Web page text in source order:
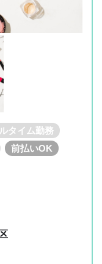
タイム勤務
前払いOK